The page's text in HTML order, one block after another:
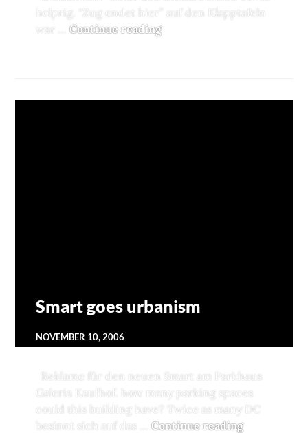
holprig. “Zug endet hier” auf den Klapptafeln
war …Continue readinginkonsistent
Smart goes urbanism
NOVEMBER 10, 2006
Reklame für den neuen Smart am Parkhaus
Galeria Kaufhof. how many parking spaces
could this building have? Twice as many DC
besinnt sich auf das …Continue readingSmart goes